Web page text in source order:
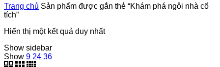
Trang chủ Sản phẩm được gắn thẻ “Khám phá ngôi nhà cổ
tích”
Hiển thị một kết quả duy nhất
Show sidebar
Show 9 24 36